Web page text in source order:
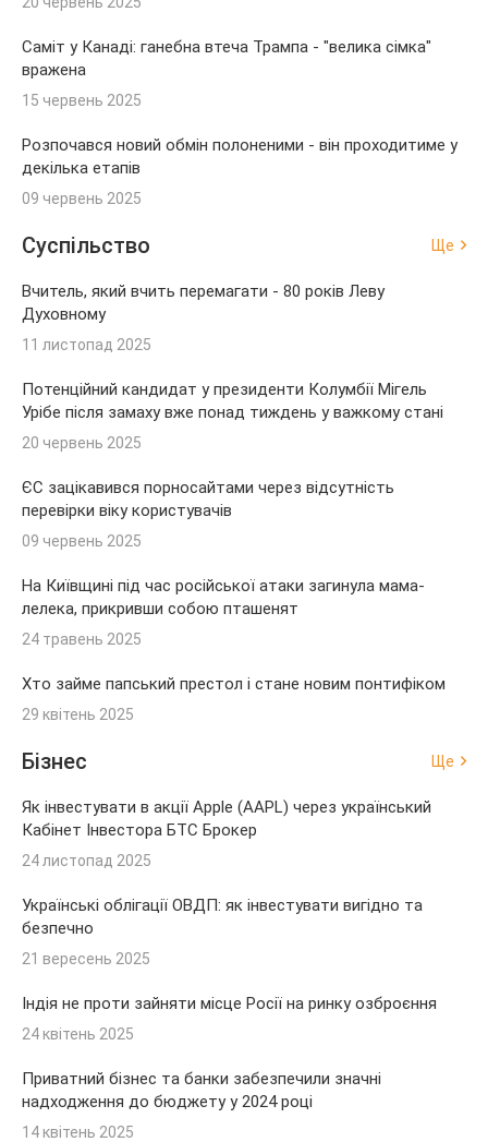
Саміт у Канаді: ганебна втеча Трампа - "велика сімка"
вражена
15 червень 2025
Розпочався новий обмін полоненими - він проходитиме у
декілька етапів
09 червень 2025
Суспільство Ще
Вчитель, який вчить перемагати - 80 років Леву
Духовному
11 листопад 2025
Потенційний кандидат у президенти Колумбії Мігель
Урібе після замаху вже понад тиждень у важкому стані
20 червень 2025
ЄС зацікавився порносайтами через відсутність
перевірки віку користувачів
09 червень 2025
На Київщині під час російської атаки загинула мама-
лелека, прикривши собою пташенят
24 травень 2025
Хто займе папський престол і стане новим понтифіком
29 квітень 2025
Бізнес Ще
Як інвестувати в акції Apple (AAPL) через український
Кабінет Інвестора БТС Брокер
24 листопад 2025
Українські облігації ОВДП: як інвестувати вигідно та
безпечно
21 вересень 2025
Індія не проти зайняти місце Росії на ринку озброєння
24 квітень 2025
Приватний бізнес та банки забезпечили значні
надходження до бюджету у 2024 році
14 квітень 2025